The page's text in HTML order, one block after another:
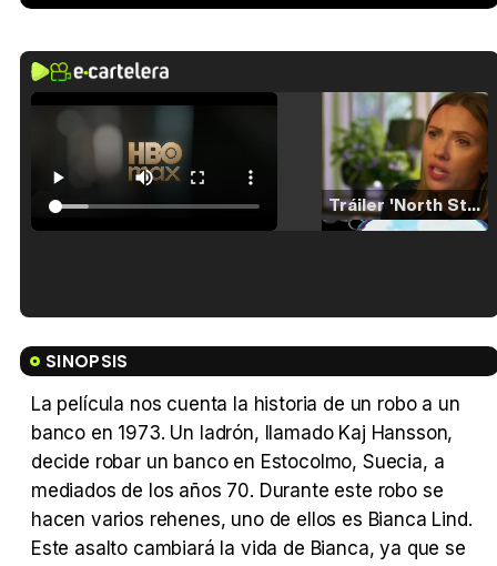
Tráiler 'North Star' (2023)
SINOPSIS
La película nos cuenta la historia de un robo a un
banco en 1973. Un ladrón, llamado Kaj Hansson,
decide robar un banco en Estocolmo, Suecia, a
mediados de los años 70. Durante este robo se
hacen varios rehenes, uno de ellos es Bianca Lind.
Este asalto cambiará la vida de Bianca, ya que se